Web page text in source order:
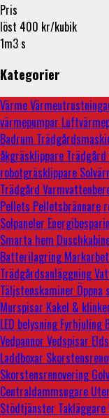
Pris
löst 400 kr/kubik
1m3 s
Kategorier
Värme
värmepumpar
Badrum
åkgräsklippare Trädgård
robotgräsklippare
Trädgård
Pellets Pelletsbrännare
Solpaneler
Smarta hem
Batterilagring
Trädgårdsanläggning
Täljstenskaminer Öppna
Murspisar Kakel &
LED belysningFyrhjuling
Vedpannor Vedspisar
Laddboxar
Skorstensrenovering
Centraldammsugare
Stödtjänster Takläggare